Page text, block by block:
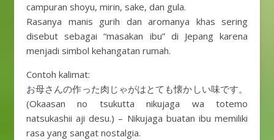
campuran shoyu, mirin, sake, dan gula.
Rasanya manis gurih dan aromanya khas sering
disebut sebagai “masakan ibu” di Jepang karena
menjadi simbol kehangatan rumah.
Contoh kalimat:
お母さんの作った肉じゃがはとても懐かしい味です。
(Okaasan no tsukutta nikujaga wa totemo
natsukashii aji desu.) – Nikujaga buatan ibu memiliki
rasa yang sangat nostalgia.